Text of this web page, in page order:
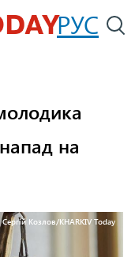
РУС
на
Козлов/KHARKIV Today